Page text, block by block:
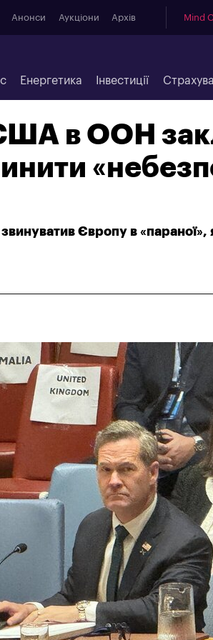
Анонси Аукціони Архів Mind
Енергетика Інвестиції
в ООН
Європу в «параної»,